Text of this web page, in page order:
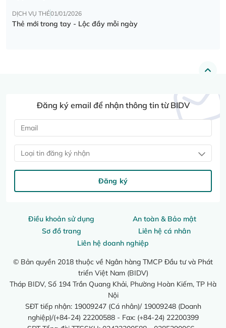
DỊCH VỤ THẺ01/01/2026
Thẻ mới trong tay - Lộc đầy mỗi ngày
Điều khoản sử dụng
An toàn & Bảo mật
Sơ đồ trang
Liên hệ cá nhân
Liên hệ doanh nghiệp
© Bản quyền 2018 thuộc về Ngân hàng TMCP Đầu tư và Phát
triển Việt Nam (BIDV)
Tháp BIDV, Số 194 Trần Quang Khải, Phường Hoàn Kiếm, TP Hà
Nội
SĐT tiếp nhận: 19009247 (Cá nhân)/ 19009248 (Doanh
nghiệp)/(+84-24) 22200588 - Fax: (+84-24) 22200399
Đăng ký email để nhận thông tin từ BIDV
Loại tin đăng ký nhận
Đăng ký